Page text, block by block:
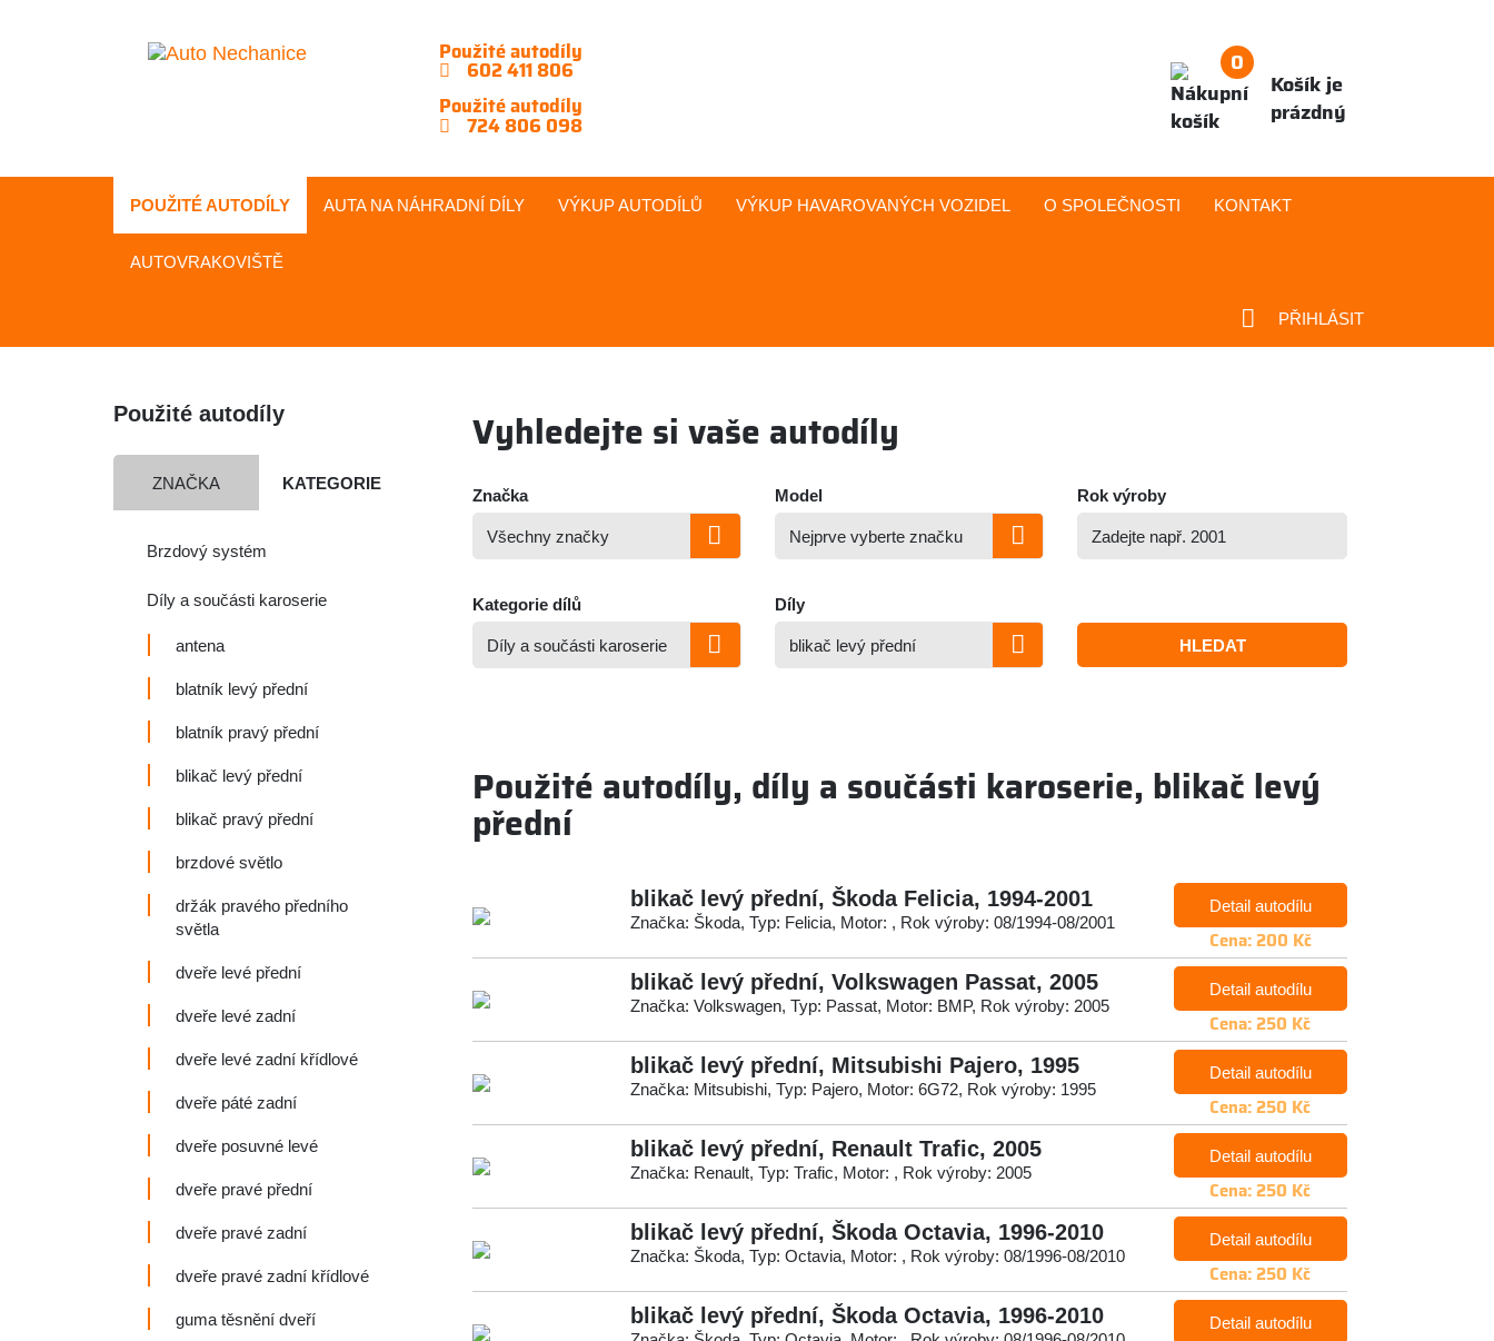
Použité autodíly
602 411 806
Použité autodíly
724 806 098
POUŽITÉ AUTODÍLY AUTA NA NÁHRADNÍ DÍLY VÝKUP AUTODÍLŮ VÝKUP HAVAROVANÝCH VOZIDEL O SPOLEČNOSTI KONTAKT
AUTOVRAKOVIŠTĚ
PŘIHLÁSIT
0
Košík je
prázdný
Použité autodíly
ZNAČKA KATEGORIE
Brzdový systém
Díly a součásti karoserie
antena
blatník levý přední
blatník pravý přední
blikač levý přední
blikač pravý přední
brzdové světlo
držák pravého předního
světla
dveře levé přední
dveře levé zadní
dveře levé zadní křídlové
dveře páté zadní
dveře posuvné levé
dveře pravé přední
dveře pravé zadní
dveře pravé zadní křídlové
guma těsnění dveří
Vyhledejte si vaše autodíly
Značka Model Rok výroby
Kategorie dílů Díly
HLEDAT
Použité autodíly, díly a součásti karoserie, blikač levý
přední
blikač levý přední, Škoda Felicia, 1994-2001
Značka: Škoda, Typ: Felicia, Motor: , Rok výroby: 08/1994-08/2001
Detail autodílu
Cena: 200 Kč
blikač levý přední, Volkswagen Passat, 2005
Značka: Volkswagen, Typ: Passat, Motor: BMP, Rok výroby: 2005
Detail autodílu
Cena: 250 Kč
blikač levý přední, Mitsubishi Pajero, 1995
Značka: Mitsubishi, Typ: Pajero, Motor: 6G72, Rok výroby: 1995
Detail autodílu
Cena: 250 Kč
blikač levý přední, Renault Trafic, 2005
Značka: Renault, Typ: Trafic, Motor: , Rok výroby: 2005
Detail autodílu
Cena: 250 Kč
blikač levý přední, Škoda Octavia, 1996-2010
Značka: Škoda, Typ: Octavia, Motor: , Rok výroby: 08/1996-08/2010
Detail autodílu
Cena: 250 Kč
blikač levý přední, Škoda Octavia, 1996-2010 Detail autodílu